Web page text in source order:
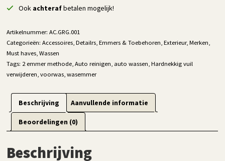
Ook achterafbetalen mogelijk!
Artikelnummer:AC.GRG.001
Categorieën:Accessoires ,Detailrs ,Emmers & Toebehoren ,Exterieur,Merken
Must haves ,Wassen
Tags: 2 emmer methode ,Auto reinigen auto wassen ,Hardnekkig vuil
verwijderen ,voorwas ,wasemmer
Beschrijving Aanvullende informatie
Beoordelingen (0)
Beschrijving